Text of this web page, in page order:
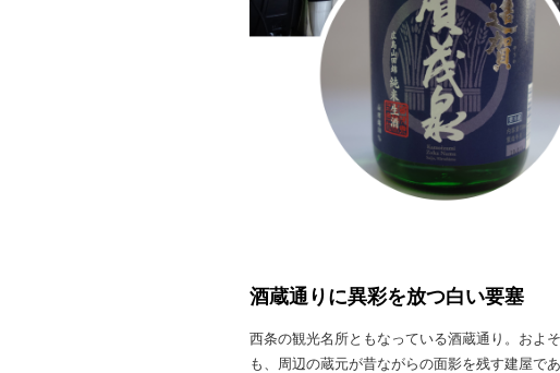
酒蔵通りに異彩を放つ白い要塞
西条の観光名所ともなっている酒蔵通り。およ
も、周辺の蔵元が昔ながらの面影を残す建屋で